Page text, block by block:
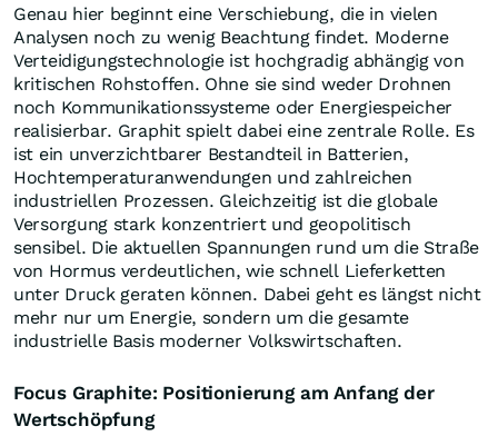
Genau hier beginnt eine Verschiebung, die in vielen
Analysen noch zu wenig Beachtung findet. Moderne
Verteidigungstechnologie ist hochgradig abhängig von
kritischen Rohstoffen. Ohne sie sind weder Drohnen
noch Kommunikationssysteme oder Energiespeicher
realisierbar. Graphit spielt dabei eine zentrale Rolle. Es
ist ein unverzichtbarer Bestandteil in Batterien,
Hochtemperaturanwendungen und zahlreichen
industriellen Prozessen. Gleichzeitig ist die globale
Versorgung stark konzentriert und geopolitisch
sensibel. Die aktuellen Spannungen rund um die Straße
von Hormus verdeutlichen, wie schnell Lieferketten
unter Druck geraten können. Dabei geht es längst nicht
mehr nur um Energie, sondern um die gesamte
industrielle Basis moderner Volkswirtschaften.
Focus Graphite: Positionierung am Anfang der
Wertschöpfung